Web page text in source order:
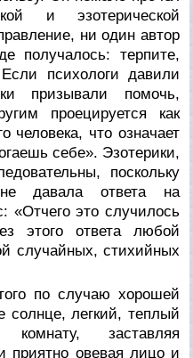
и эзотерической
ни один автор
получалось: терпите,
психологи давили
призывали помочь,
проецируется как
человека, что означает
себе». Эзотерики,
поскольку
не давала ответа на
«Отчего это случилось
этого ответа любой
случайных, стихийных
по случаю хорошей
солнце, легкий, теплый
заставляя
приятно овевая лицо и